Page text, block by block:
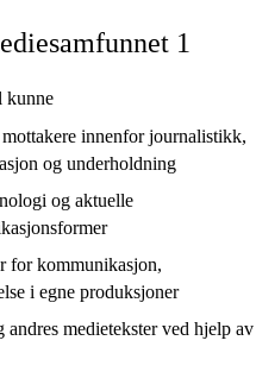
1
kunne
innenfor journalistikk,
og underholdning
og aktuelle
for kommunikasjon,
i egne produksjoner
andres medietekster ved hjelp av